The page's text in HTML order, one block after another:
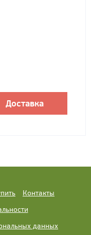
Доставка
Контакты
данных